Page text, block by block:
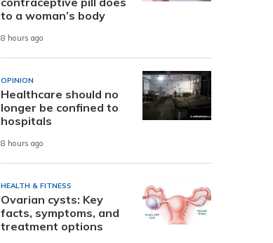
to a woman’s body
8 hours ago
OPINION
Healthcare should no
longer be confined to
hospitals
8 hours ago
HEALTH & FITNESS
Ovarian cysts: Key
facts, symptoms, and
treatment options